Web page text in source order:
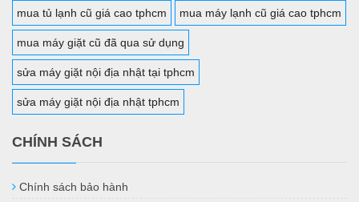
mua tủ lạnh cũ giá cao tphcm mua máy lạnh cũ giá cao tphcm
mua máy giặt cũ đã qua sử dụng
sửa máy giặt nội địa nhật tại tphcm
sửa máy giặt nội địa nhật tphcm
CHÍNH SÁCH
Chính sách bảo hành